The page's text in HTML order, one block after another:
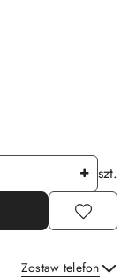
szt.
Zostaw telefon